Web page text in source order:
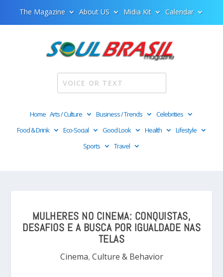
The Magazine About US Midia Kit Calendar
Home Arts / Culture Business / Trends
Celebrities
Food & Drink
Eco-Social Good Look Health
Lifestyle
Sports
Travel
MULHERES NO CINEMA: CONQUISTAS,
DESAFIOS E A BUSCA POR IGUALDADE NAS
TELAS
Cinema, Culture & Behavior